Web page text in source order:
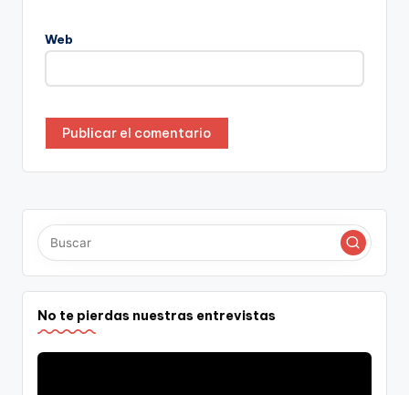
Web
No te pierdas nuestras entrevistas